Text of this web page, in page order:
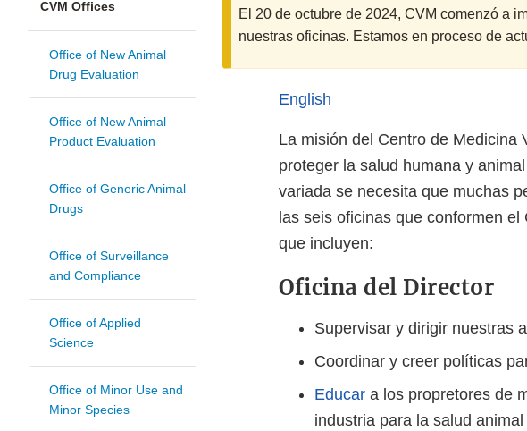
CVM Offices
Office of New Animal
Drug Evaluation
Office of New Animal
Product Evaluation
Office of Generic Animal
Drugs
Office of Surveillance
and Compliance
Office of Applied
Science
Office of Minor Use and
Minor Species
El 20 de octubre de 2024, CVM comenzó a
nuestras oficinas. Estamos en proceso de
English
La misión del Centro de Medicina
proteger la salud humana y
variada se necesita que muchas
las seis oficinas que conformen
que incluyen:
Oficina del Director
Supervisar y dirigir nuestras
Coordinar y creer políticas
Educar a los propretores de
industria para la salud